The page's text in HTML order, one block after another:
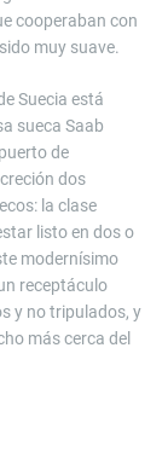
cooperaban con
muy suave.
Suecia está
sueca Saab
de
dos
la clase
listo en dos o
modernísimo
receptáculo
y no tripulados, y
más cerca del